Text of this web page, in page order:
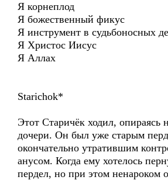
Я корнеплод
Я божественный фикус
Я инструмент в судьбоносных
Я Христос Иисус
Я Аллах
Starichok*
Этот Старичёк ходил, опираясь
дочери. Он был уже старым
окончательно утратившим
анусом. Когда ему хотелось
пердел, но при этом ненароком